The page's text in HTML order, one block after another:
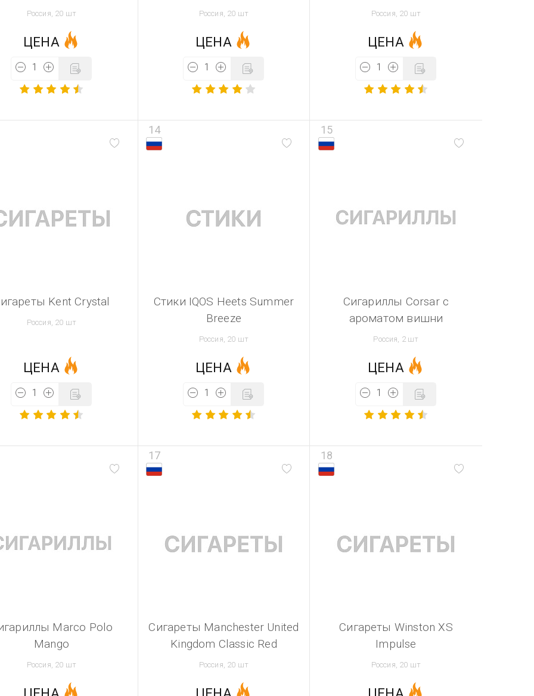
Россия, 20 шт
ЦЕНА
Россия, 20 шт
ЦЕНА
Россия, 20 шт
ЦЕНА
Kent Crystal
Россия, 20 шт
ЦЕНА
14
Стики IQOS Heets Summer
Breeze
Россия, 20 шт
ЦЕНА
15
Сигариллы Corsar с
ароматом вишни
Россия, 2 шт
ЦЕНА
Marco Polo
Mango
Россия, 20 шт
17
Сигареты Manchester United
Kingdom Classic Red
Россия, 20 шт
18
Сигареты Winston XS
Impulse
Россия, 20 шт